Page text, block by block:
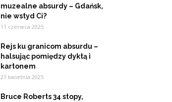
muzealne absurdy – Gdańsk,
nie wstyd Ci?
11 czerwca 2025
Rejs ku granicom absurdu –
halsując pomiędzy dyktą i
kartonem
21 kwietnia 2025
Bruce Roberts 34 stopy,